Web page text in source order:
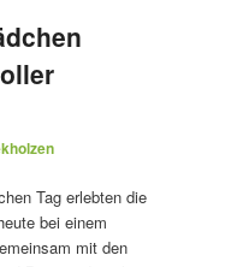
Tag erlebten die
bei einem
mit den